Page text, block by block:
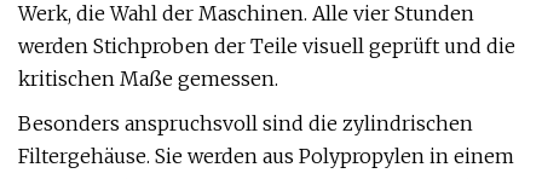
Werk, die Wahl der Maschinen. Alle vier Stunden
werden Stichproben der Teile visuell geprüft und die
kritischen Maße gemessen.
Besonders anspruchsvoll sind die zylindrischen
Filtergehäuse. Sie werden aus Polypropylen in einem